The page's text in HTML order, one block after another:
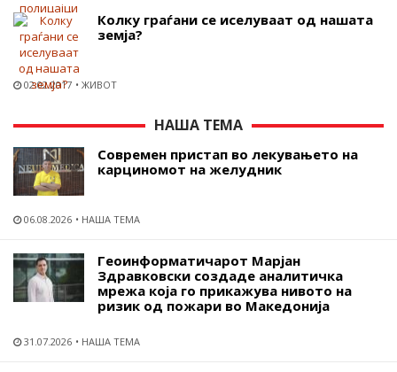
Колку граѓани се иселуваат од нашата
земја?
02.02.2017 ЖИВОТ
НАША ТЕМА
Современ пристап во лекувањето на
карциномот на желудник
06.08.2026 НАША ТЕМА
Геоинформатичарот Марјан
Здравковски создаде аналитичка
мрежа која го прикажува нивото на
ризик од пожари во Македонија
31.07.2026 НАША ТЕМА